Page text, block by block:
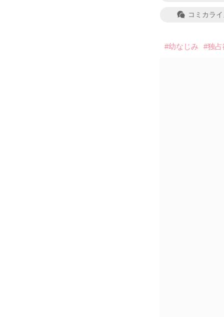
コミカラ
#幼なじみ #独